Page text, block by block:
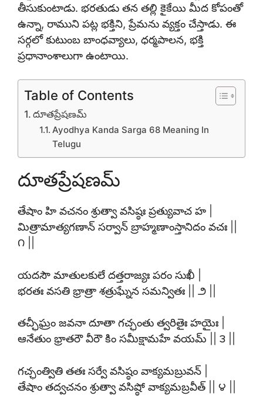
తీసుకుంటాడు. భరతుడు తన తల్లి కైకేయి మీద కోపంతో
ఉన్నా, రాముని పట్ల భక్తిని, ప్రేమను వ్యక్తం చేస్తాడు. ఈ
సర్గలో కుటుంబ బాంధవ్యాలు, ధర్మపాలన, భక్తి
ప్రధానాంశాలుగా ఉంటాయి.
Table of Contents
దూతప్రేషణమ్
Ayodhya Kanda Sarga 68 Meaning In
Telugu
దూతప్రేషణమ్
తేషాం హి వచనం శ్రుత్వా వసిష్ఠః ప్రత్యువాచ హ |
మిత్రామాత్యగణాన్ సర్వాన్ బ్రాహ్మణాంస్తానిదం వచః ||
౧ ||
యదసౌ మాతులకులే దత్తరాజ్యః పరం సుఖీ |
భరతః వసతి భ్రాత్రా శత్రుఘ్నేన సమన్వితః || ౨ ||
తచ్ఛీఘ్రం జవనా దూతా గచ్ఛంతు త్వరితైః హయైః |
ఆనేతుం భ్రాతరౌ వీరౌ కిం సమీక్షామహే వయమ్ || ౩ ||
గచ్ఛంత్వితి తతః సర్వే వసిష్ఠం వాక్యమబ్రువన్ |
తేషాం తద్వచనం శ్రుత్వా వసిష్ఠో వాక్యమబ్రవీత్ || ౪ ||